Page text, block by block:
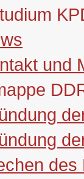
und
des